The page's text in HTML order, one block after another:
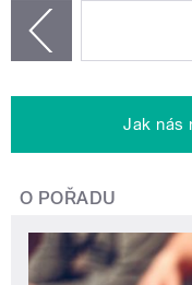
Jak nás
O POŘADU